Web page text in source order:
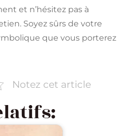
et n’hésitez pas à
Soyez sûrs de votre
que vous porterez
Notez cet article